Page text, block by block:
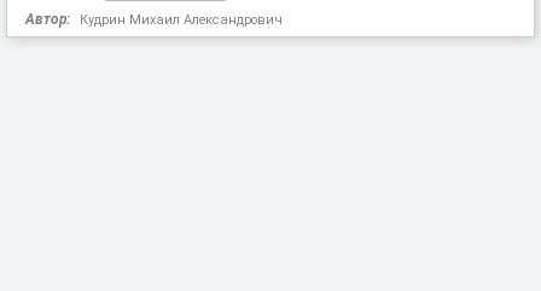
Автор: Кудрин Михаил Александрович